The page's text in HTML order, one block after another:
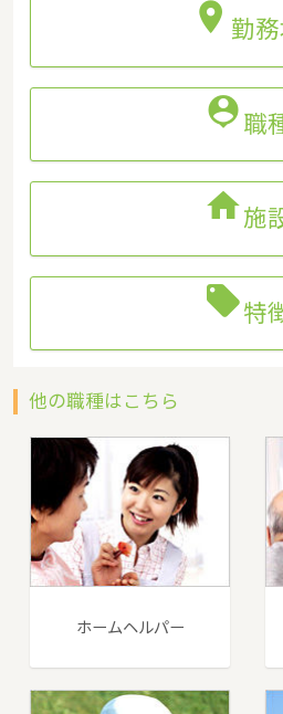
 勤
職
施
特
他の職種はこちら
ホームヘルパー